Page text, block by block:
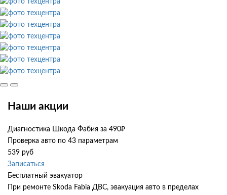
Наши акции
Диагностика Шкода Фабия за 490₽
Проверка авто по 43 параметрам
539 руб
Записаться
Бесплатный эвакуатор
При ремонте Skoda Fabia ДВС, эвакуация авто в пределах